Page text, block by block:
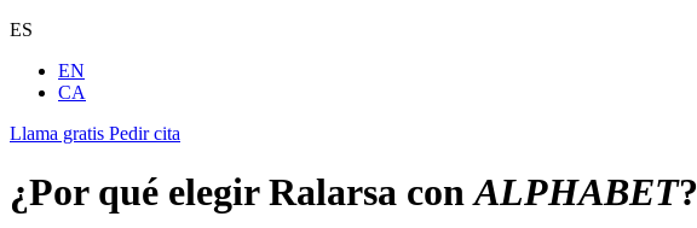
ES
EN
CA
Llama gratis Pedir cita
¿Por qué elegir Ralarsa conALPHABET?